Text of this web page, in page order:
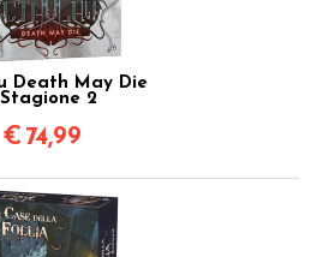
Death May Die
2
€ 74,99